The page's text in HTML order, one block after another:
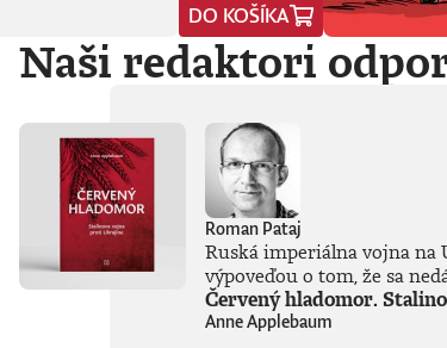
DO KOŠÍKA
Naši redaktori
Roman Pataj
Ruská imperiálna vojna na
výpoveďou o tom, že sa
Červený hladomor.
Anne Applebaum